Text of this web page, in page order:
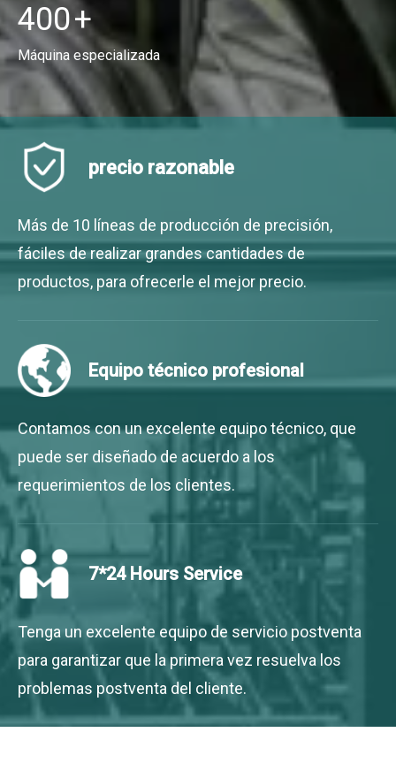
400+​​​​​​​​
Máquina especializada
precio razonable
Más de 10 líneas de producción de precisión,
fáciles de realizar grandes cantidades de
productos, para ofrecerle el mejor precio.
Equipo técnico profesional
Contamos con un excelente equipo técnico, que
puede ser diseñado de acuerdo a los
requerimientos de los clientes.​​​​​​​
7*24 Hours Service
Tenga un excelente equipo de servicio postventa
para garantizar que la primera vez resuelva los
problemas postventa del cliente.